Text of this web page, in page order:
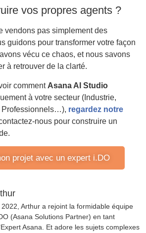
vos propres agents ?
vendons pas simplement des
guidons pour transformer votre façon
vécu ce chaos, et nous savons
à retrouver de la clarté.
comment Asana AI Studio
à votre secteur (Industrie,
Professionnels…), regardez notre
nous pour construire un
projet avec un expert i.DO
2022, Arthur a rejoint la formidable équipe
(Asana Solutions Partner) en tant
Asana. Et adore les sujets complexes